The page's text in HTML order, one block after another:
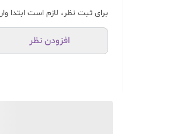
برای ثبت نظر، لازم است ابتدا
افزودن نظر